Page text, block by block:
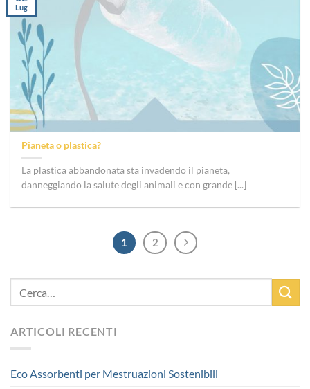
ARTICOLI RECENTI
Eco Assorbenti per Mestruazioni Sostenibili
Pianeta o plastica?
La plastica abbandonata sta invadendo il pianeta,
danneggiando la salute degli animali e con grande [...]
Lug
1 2